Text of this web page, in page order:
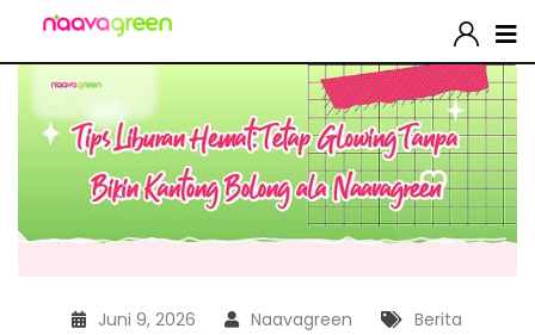
Juni 9, 2026 Naavagreen Berita